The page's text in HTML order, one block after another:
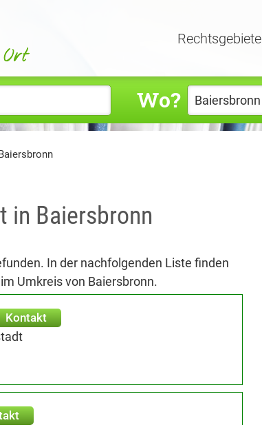
Rechtsgebiete
Wo?
in Baiersbronn
In der nachfolgenden Liste finden
Umkreis von Baiersbronn.
Kontakt